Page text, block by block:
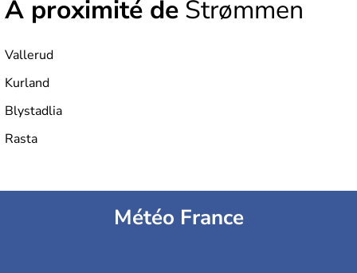
À proximité de Strømmen
Vallerud
Kurland
Blystadlia
Rasta
Météo France